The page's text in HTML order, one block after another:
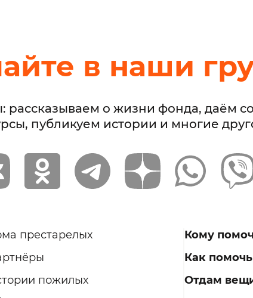
в наши
рассказываем о жизни фонда, даём
публикуем истории и многие
престарелых
пожилых
Кому
Как помочь
Отдам